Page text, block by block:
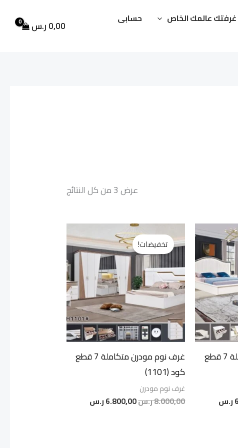
غرفتك عالمك الخاص
حسابى
0,00ر.س
عرض ⁦3⁩ من كل النتائج
غرف نوم مودرن متكاملة 7 قطع
ر.س
السعر
الحالي
هو:
6.800,00 ر.س.
تخفيضات!
غرف نوم مودرن متكاملة 7 قطع
كود (1101)
غرف نوم مودرن
8.000,00ر.س
السعر
الأصلي
هو:
8.000,00 ر.س.
6.800,00ر.س
السعر
الحالي
هو:
6.800,00 ر.س.